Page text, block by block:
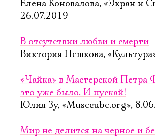
Елена Коновалова, «Экран и
26.07.2019
В отсутствии любви и смерти
Виктория Пешкова,
«Чайка» в Мастерской Петра
это уже было. И пускай!
Юлия Зу, «Musecube.org»,
Мир не делится на черное и